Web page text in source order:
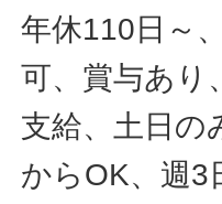
年休110日～
可、賞与あり
支給、土日の
からOK、週3